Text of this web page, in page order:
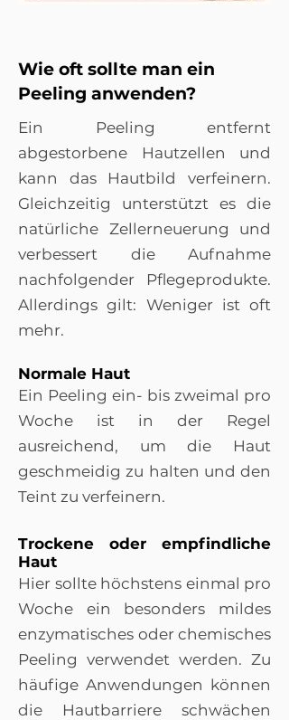
Wie oft sollte man ein
Peeling anwenden?
Ein Peeling entfernt
abgestorbene Hautzellen und
kann das Hautbild verfeinern.
Gleichzeitig unterstützt es die
natürliche Zellerneuerung und
verbessert die Aufnahme
nachfolgender Pflegeprodukte.
Allerdings gilt: Weniger ist oft
mehr.
Normale Haut
Ein Peeling ein- bis zweimal pro
Woche ist in der Regel
ausreichend, um die Haut
geschmeidig zu halten und den
Teint zu verfeinern.
Trockene oder empfindliche
Haut
Hier sollte höchstens einmal pro
Woche ein besonders mildes
enzymatisches oder chemisches
Peeling verwendet werden. Zu
häufige Anwendungen können
die Hautbarriere schwächen